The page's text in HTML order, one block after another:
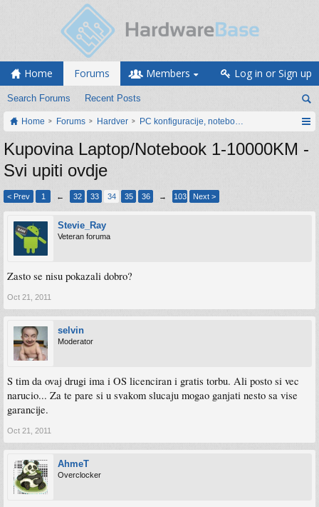
Home Forums
Search Forums Recent Posts
Members Log in or Sign up
Home Forums Hardver PC konfiguracije, notebook računari, servis
Kupovina Laptop/Notebook 1-10000KM -
Svi upiti ovdje
< Prev 1 ← 32 33 34 35 36 → 103 Next >
Stevie_Ray
Veteran foruma
Zasto se nisu pokazali dobro?
Oct 21, 2011
selvin
Moderator
S tim da ovaj drugi ima i OS licenciran i gratis torbu. Ali posto si vec
narucio... Za te pare si u svakom slucaju mogao ganjati nesto sa vise
garancije.
Oct 21, 2011
AhmeT
Overclocker